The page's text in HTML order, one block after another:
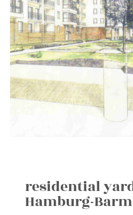
residential
Hamburg-